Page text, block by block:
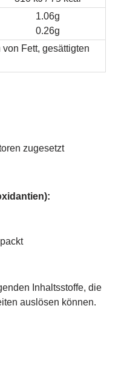
1.06g
0.26g
Fett, gesättigten
zugesetzt
Inhaltsstoffe, die
auslösen können.